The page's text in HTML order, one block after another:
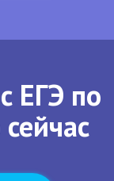
ЕГЭ по